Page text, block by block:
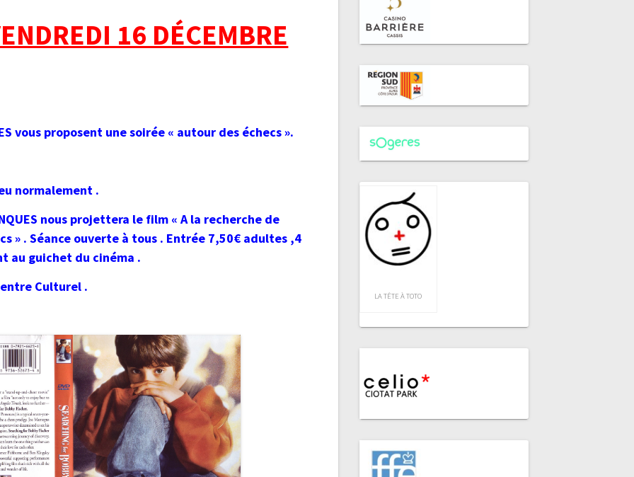
16 DÉCEMBRE
vous proposent une soirée « autour des échecs ».
normalement .
nous projettera le film « A la recherche de
» . Séance ouverte à tous . Entrée 7,50€ adultes ,4
au guichet du cinéma .
Culturel .
LA TÊTE À TOTO